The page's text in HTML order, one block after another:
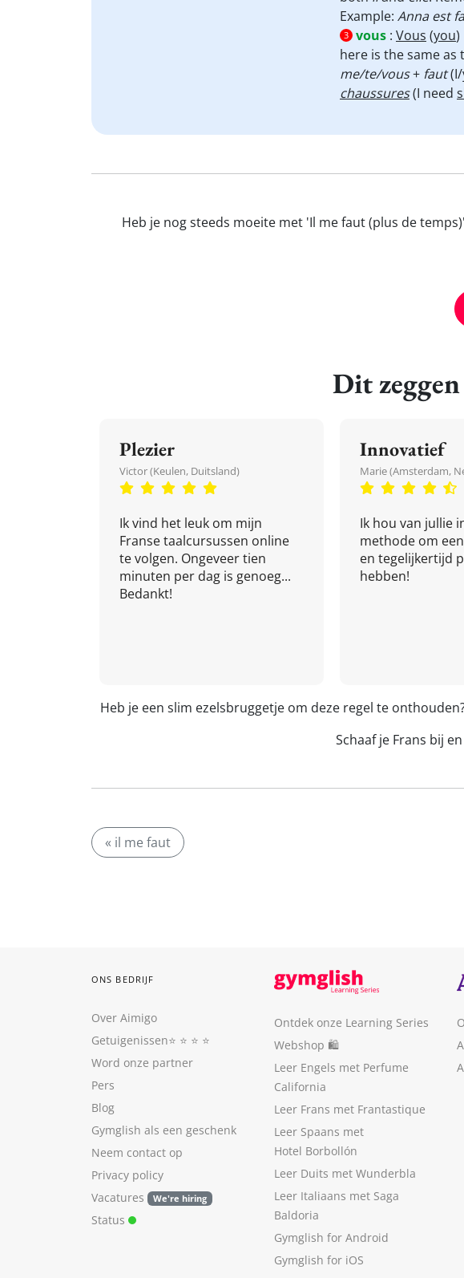
Example: Anna est
3 vous : Vous (you)
here is the same
me/te/vous+ faut(I/
chaussures(I need
Heb je nog steeds moeite met 'Il me faut (plus de
Dit
Plezier
Victor (Keulen, Duitsland)
Ik vind het leuk om mijn
Franse taalcursussen online
te volgen. Ongeveer tien
minuten per dag is genoeg...
Bedankt!
Innovatief
Marie (Amsterdam,
Ik hou van jullie
methode om
en tegelijkertijd
hebben!
Heb je een slim ezelsbruggetje om deze regel te
Schaaf je Frans bij
« il me faut
ONS BEDRIJF
Over Aimigo
Getuigenissen⭐️ ⭐️ ⭐️ ⭐️
Word onze partner
Pers
Blog
Gymglish als een geschenk
Neem contact op
Privacy policy
Vacatures
We're hiring
Status
Ontdek onze Learning Series
Webshop 🛍
Leer Engels met Perfume
California
Leer Frans met Frantastique
Leer Spaans met
Hotel Borbollón
Leer Duits met Wunderbla
Leer Italiaans met Saga
Baldoria
Gymglish for Android
Gymglish for iOS